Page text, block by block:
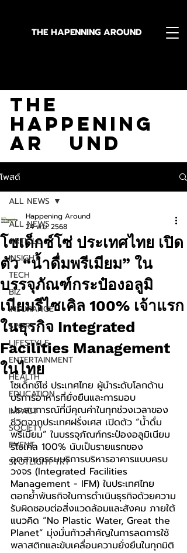
THE HAPENNING AROUND
The
Happening
Ar und
โพสต์
ALL NEWS
ARTICLE
INSIGHT
TECH
BIZ
INSURANCE
SPORT
LIFESTYLE
ENTERTAINMENT
HEALTH
EDUCATION
IMPACT
SOCIETY
EVENT
SPOTLIGHT TRY
ALL NEWS
โซเด็กซ์โซ่ ประเทศไทย เปิด
ตัว “น้ำดื่มพรีเมียม” ใน
บรรจุภัณฑ์กระป๋องอลูมิ
เนียมรีไซเคิล 100% เจ้าแรก
ในธุรกิจ Integrated
Facilities Management
ในไทย
Happening Around
24 พ.ย. 2568
โซเด็กซ์โซ่ ประเทศไทย ผู้นำระดับโลกด้าน
บริการอาหารที่ยั่งยืนและการมอบ
ประสบการณ์ที่มีคุณค่าในทุกช่วงเวลาของ
ชีวิตจากประเทศฝรั่งเศส เปิดตัว “น้ำดื่ม
พรีเมียม” ในบรรจุภัณฑ์กระป๋องอลูมิเนียม
รีไซเคิล 100% นับเป็นรายแรกของ
อุตสาหกรรมบริการบริหารอาคารแบบครบ
วงจร (Integrated Facilities
Management - IFM) ในประเทศไทย
ตอกย้ำพันธกิจในการดำเนินธุรกิจด้วยความ
รับผิดชอบต่อสิ่งแวดล้อมและสังคม ภายใต้
แนวคิด “No Plastic Water, Great the
Planet” มุ่งมั่นก้าวสำคัญในการลดการใช้
พลาสติกและขับเคลื่อนความยั่งยืนในทุกมิติ